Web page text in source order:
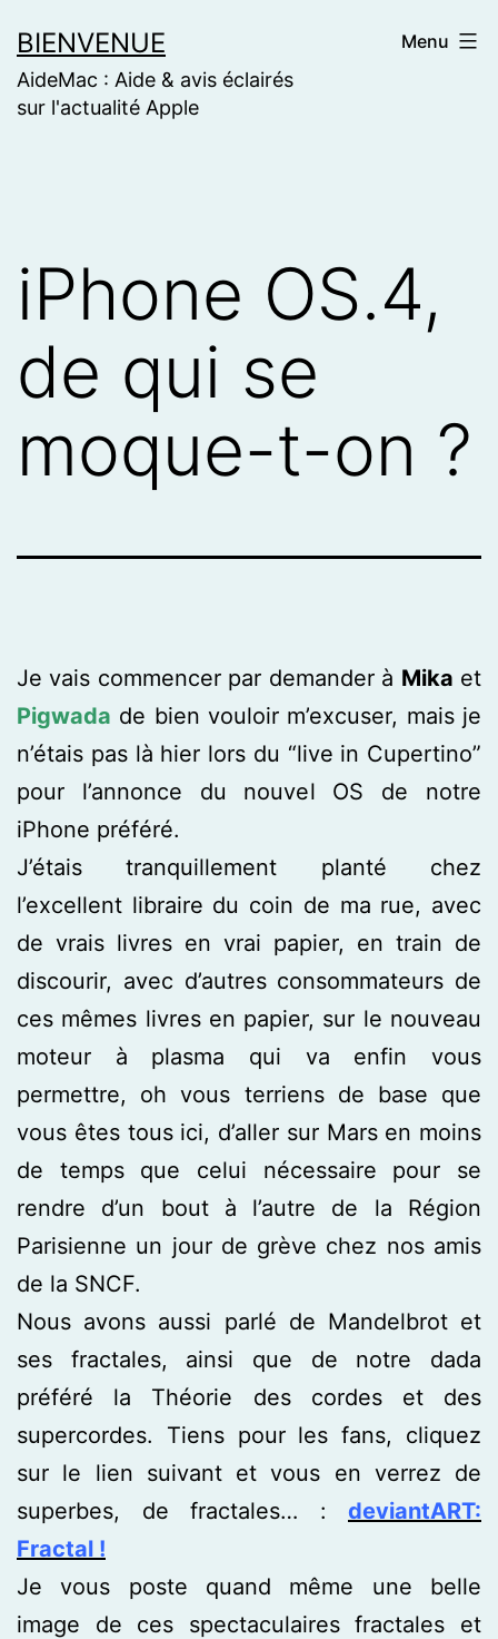
to
content
BIENVENUE
AideMac : Aide & avis éclairés
sur l'actualité Apple
Menu
iPhone OS.4,
de qui se
moque-t-on ?
Je vais commencer par demander à Mika et
Pigwada de bien vouloir m’excuser, mais je
n’étais pas là hier lors du “live in Cupertino”
pour l’annonce du nouvel OS de notre
iPhone préféré.
J’étais tranquillement planté chez
l’excellent libraire du coin de ma rue, avec
de vrais livres en vrai papier, en train de
discourir, avec d’autres consommateurs de
ces mêmes livres en papier, sur le nouveau
moteur à plasma qui va enfin vous
permettre, oh vous terriens de base que
vous êtes tous ici, d’aller sur Mars en moins
de temps que celui nécessaire pour se
rendre d’un bout à l’autre de la Région
Parisienne un jour de grève chez nos amis
de la SNCF.
Nous avons aussi parlé de Mandelbrot et
ses fractales, ainsi que de notre dada
préféré la Théorie des cordes et des
supercordes. Tiens pour les fans, cliquez
sur le lien suivant et vous en verrez de
superbes, de fractales… : deviantART:
Fractal !
Je vous poste quand même une belle
image de ces spectaculaires fractales et